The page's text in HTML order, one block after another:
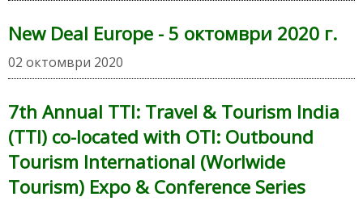
New Deal Europe - 5 октомври 2020 г.
02 октомври 2020
7th Annual TTI: Travel & Tourism India
(TTI) co-located with OTI: Outbound
Tourism International (Worlwide
Tourism) Expo & Conference Series